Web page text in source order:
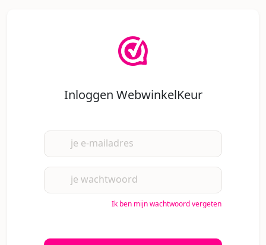
Inloggen WebwinkelKeur
je e-mailadres
je wachtwoord
Ik ben mijn wachtwoord vergeten